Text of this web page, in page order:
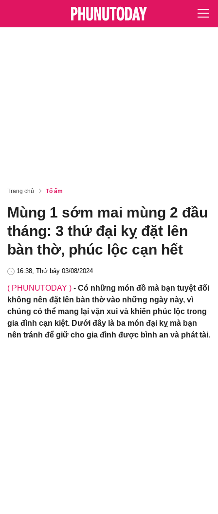
Trang chủ Tổ ấm
Mùng 1 sớm mai mùng 2 đầu
tháng: 3 thứ đại kỵ đặt lên
bàn thờ, phúc lộc cạn hết
16:38, Thứ bảy 03/08/2024
( PHUNUTODAY ) - Có những món đồ mà bạn tuyệt đối
không nên đặt lên bàn thờ vào những ngày này, vì
chúng có thể mang lại vận xui và khiến phúc lộc trong
gia đình cạn kiệt. Dưới đây là ba món đại kỵ mà bạn
nên tránh để giữ cho gia đình được bình an và phát tài.